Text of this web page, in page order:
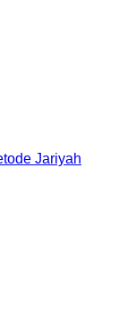
Jariyah